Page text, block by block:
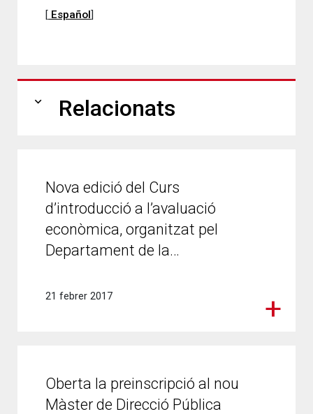
[ Español]
expand_more Relacionats
Nova edició del Curs
d’introducció a l’avaluació
econòmica, organitzat pel
Departament de la…
21 febrer 2017
Oberta la preinscripció al nou
Màster de Direcció Pública